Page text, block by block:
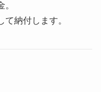
納付します。